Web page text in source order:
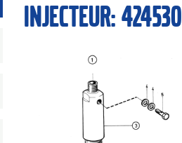
Injecteur: 424530